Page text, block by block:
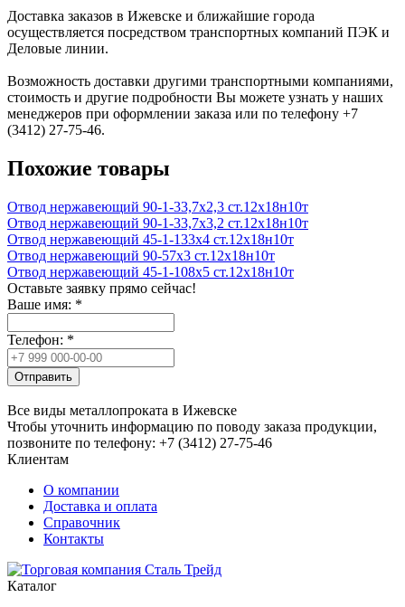
Доставка заказов в Ижевске и ближайшие города
осуществляется посредством транспортных компаний ПЭК и
Деловые линии.
Возможность доставки другими транспортными компаниями,
стоимость и другие подробности Вы можете узнать у наших
менеджеров при оформлении заказа или по телефону +7
(3412) 27-75-46.
Похожие товары
Отвод нержавеющий 90-1-33,7х2,3 ст.12х18н10т
Отвод нержавеющий 90-1-33,7х3,2 ст.12х18н10т
Отвод нержавеющий 45-1-133х4 ст.12х18н10т
Отвод нержавеющий 90-57х3 ст.12х18н10т
Отвод нержавеющий 45-1-108х5 ст.12х18н10т
Оставьте заявку прямо сейчас!
Ваше имя: *
Телефон: *
Отправить
Все виды металлопроката в Ижевске
Чтобы уточнить информацию по поводу заказа продукции,
позвоните по телефону: +7 (3412) 27-75-46
Клиентам
О компании
Доставка и оплата
Справочник
Контакты
Каталог